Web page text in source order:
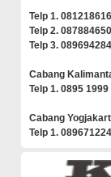
Telp 1.
Telp 2.
Telp 3.
Cabang
Telp 1. 0895
Cabang
Telp 1.